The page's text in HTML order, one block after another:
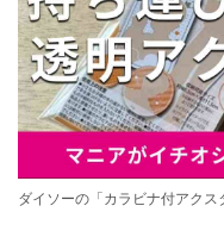
ダイソーの「カラビナ付アクス